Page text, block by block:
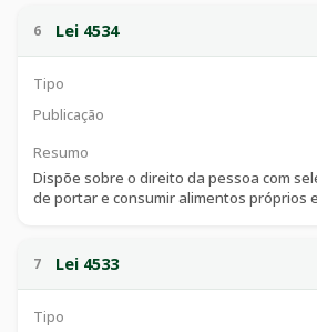
6 Lei 4534
Tipo
Publicação
Resumo
Dispõe sobre o direito da pessoa com
de portar e consumir alimentos próprios
7 Lei 4533
Tipo